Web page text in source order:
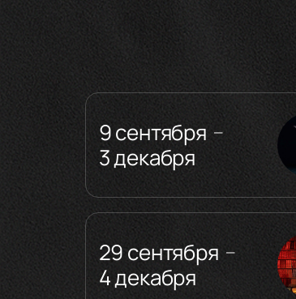
9 сентября —
3 декабря
29 сентября —
4 декабря